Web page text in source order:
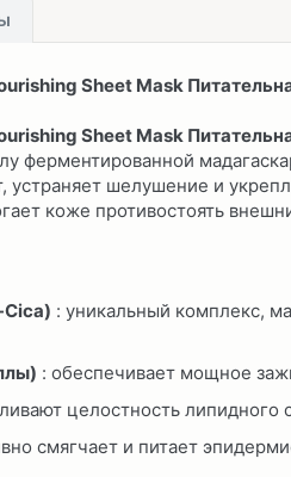
Sheet Mask
Sheet Mask
ферментированной
устраняет шелушение и
коже противостоять
: уникальный комплекс,
: обеспечивает мощное
целостность
смягчает и питает